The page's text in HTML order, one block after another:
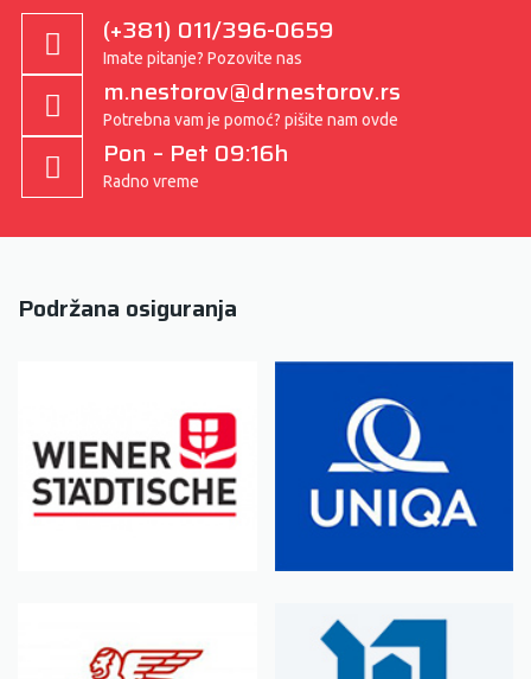
(+381) 011/396-0659
Imate pitanje? Pozovite nas
m.nestorov@drnestorov.rs
Potrebna vam je pomoć? pišite nam ovde
Pon – Pet 09:16h
Radno vreme
Podržana osiguranja